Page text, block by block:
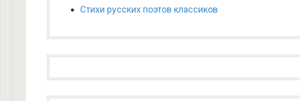
Стихи русских поэтов классиков